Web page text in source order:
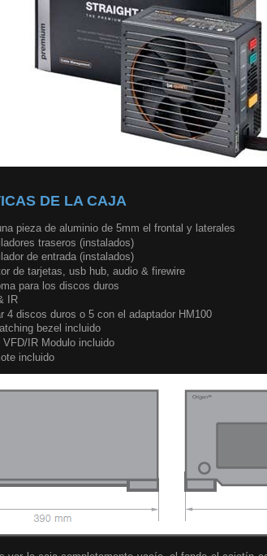
DE LA CAJA
pieza de aluminio de 5mm el frontal y laterales
traseros (instalados)
de entrada (instalados)
de tarjetas, usb hub, audio & firewire
para los discos duros
IR
4 discos duros o 5 con el adaptador HM100
bezel incluido
VFD/IR Modulo incluido
incluido